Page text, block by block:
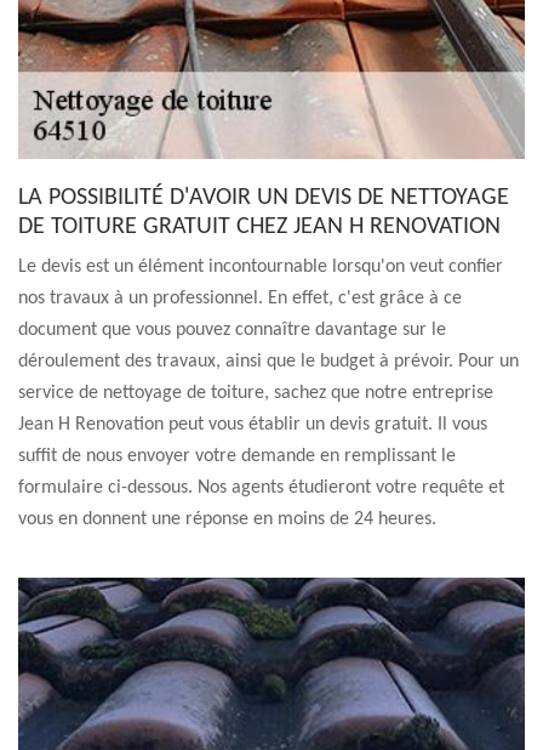
LA POSSIBILITÉ D'AVOIR UN DEVIS DE NETTOYAGE
DE TOITURE GRATUIT CHEZ JEAN H RENOVATION
Le devis est un élément incontournable lorsqu'on veut confier
nos travaux à un professionnel. En effet, c'est grâce à ce
document que vous pouvez connaître davantage sur le
déroulement des travaux, ainsi que le budget à prévoir. Pour un
service de nettoyage de toiture, sachez que notre entreprise
Jean H Renovation peut vous établir un devis gratuit. Il vous
suffit de nous envoyer votre demande en remplissant le
formulaire ci-dessous. Nos agents étudieront votre requête et
vous en donnent une réponse en moins de 24 heures.